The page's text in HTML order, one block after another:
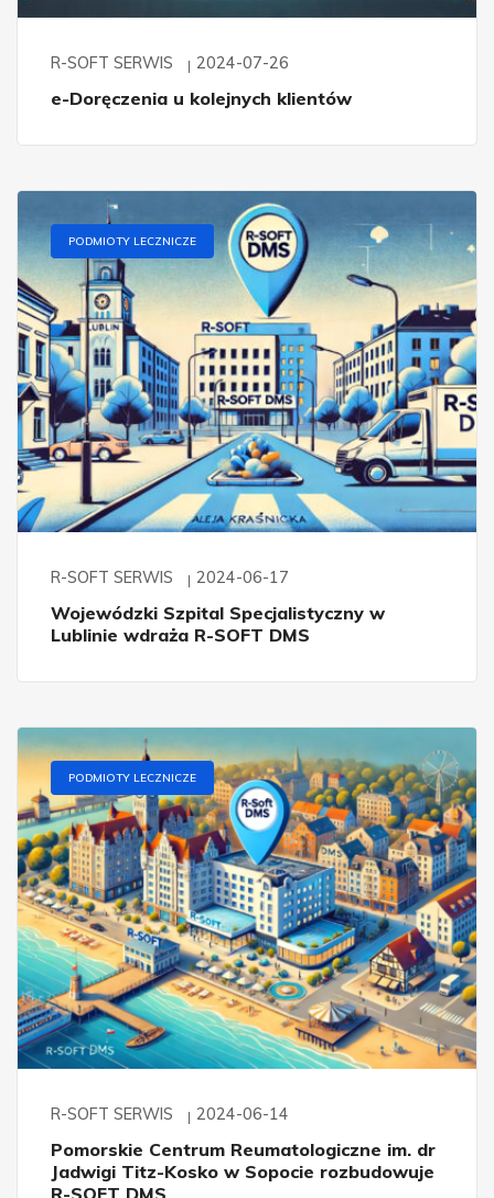
R-SOFT SERWIS 2024-07-26
e-Doręczenia u kolejnych klientów
PODMIOTY LECZNICZE
R-SOFT SERWIS 2024-06-17
Wojewódzki Szpital Specjalistyczny w
Lublinie wdraża R-SOFT DMS
PODMIOTY LECZNICZE
R-SOFT SERWIS 2024-06-14
Pomorskie Centrum Reumatologiczne im. dr
Jadwigi Titz-Kosko w Sopocie rozbudowuje